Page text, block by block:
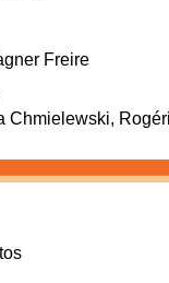
Freire
Chmielewski,